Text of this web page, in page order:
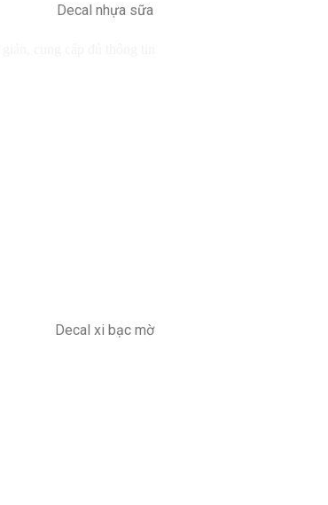
Decal nhựa sữa
Decal xi bạc mờ